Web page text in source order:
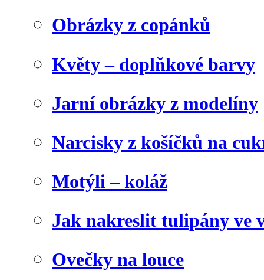
Obrázky z copánků
Květy – doplňkové barvy
Jarní obrázky z modelíny
Narcisky z košíčků na
Motýli – koláž
Jak nakreslit tulipány ve
Ovečky na louce